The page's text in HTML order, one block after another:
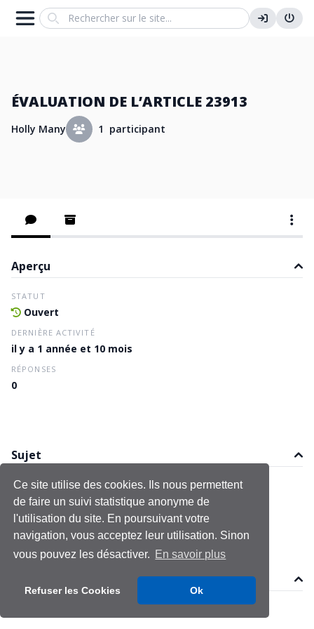
Ce site utilise des cookies. Ils nous permettent
de faire un suivi statistique anonyme de
l'utilisation du site. En poursuivant votre
navigation, vous acceptez leur utilisation. Sinon
vous pouvez les désactiver. En savoir plus
Refuser les Cookies Ok
Search
ÉVALUATION DE L’ARTICLE 23913
Holly Many 1 participant
Aperçu
STATUT
Ouvert
DERNIÈRE ACTIVITÉ
il y a 1 année et 10 mois
RÉPONSES
0
Sujet
Holly Many
Le 27 septembre 2024
Dernière modification le 27 septembre 2024